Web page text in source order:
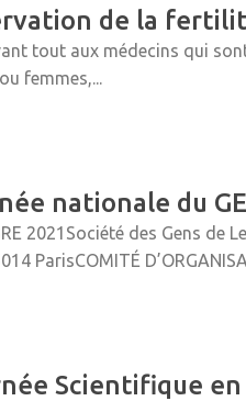
de la
tout aux médecins qui
femmes,...
nationale du
2021Société des Gens de
ParisCOMITÉ
Scientifique en